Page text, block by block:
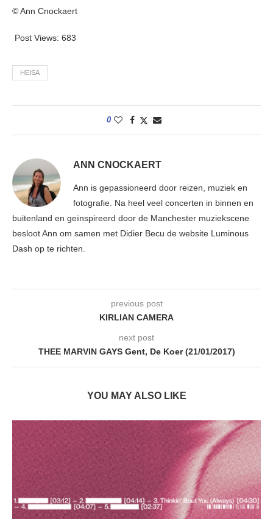
© Ann Cnockaert
Post Views: 683
HEISA
0
ANN CNOCKAERT
Ann is gepassioneerd door reizen, muziek en
fotografie. Na heel veel concerten in binnen en
buitenland en geïnspireerd door de Manchester muziekscene
besloot Ann om samen met Didier Becu de website Luminous
Dash op te richten.
previous post
KIRLIAN CAMERA
next post
THEE MARVIN GAYS Gent, De Koer (21/01/2017)
YOU MAY ALSO LIKE